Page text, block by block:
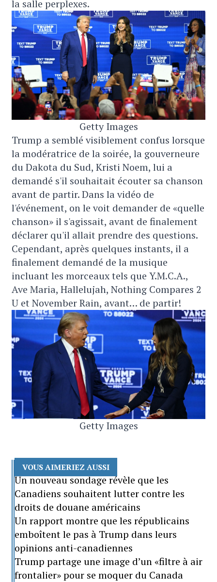
la salle perplexes.
Getty Images
Trump a semblé visiblement confus lorsque
la modératrice de la soirée, la gouverneure
du Dakota du Sud, Kristi Noem, lui a
demandé s'il souhaitait écouter sa chanson
avant de partir. Dans la vidéo de
l'événement, on le voit demander de «quelle
chanson» il s'agissait, avant de finalement
déclarer qu'il allait prendre des questions.
Cependant, après quelques instants, il a
finalement demandé de la musique
incluant les morceaux tels que Y.M.C.A.,
Ave Maria, Hallelujah, Nothing Compares 2
U et November Rain, avant… de partir!
Getty Images
VOUS AIMERIEZ AUSSI
Un nouveau sondage révèle que les
Canadiens souhaitent lutter contre les
droits de douane américains
Un rapport montre que les républicains
emboîtent le pas à Trump dans leurs
opinions anti-canadiennes
Trump partage une image d’un «filtre à air
frontalier» pour se moquer du Canada